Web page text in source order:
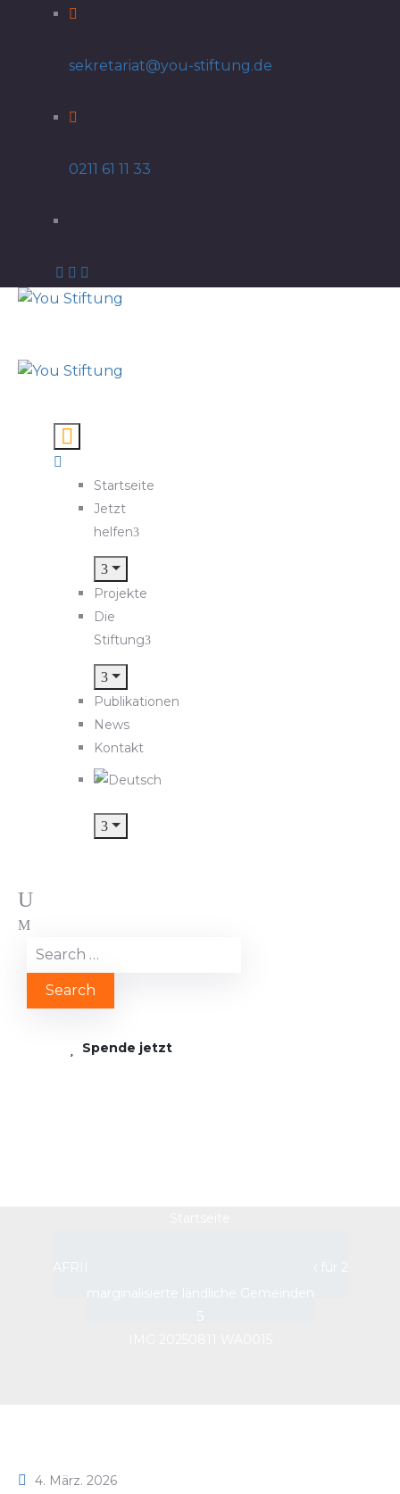
sekretariat@you-stiftung.de
0211 61 11 33
Startseite
Jetzt
helfen
Projekte
Die
Stiftung
Publikationen
News
Kontakt
Spende jetzt
4. März. 2026